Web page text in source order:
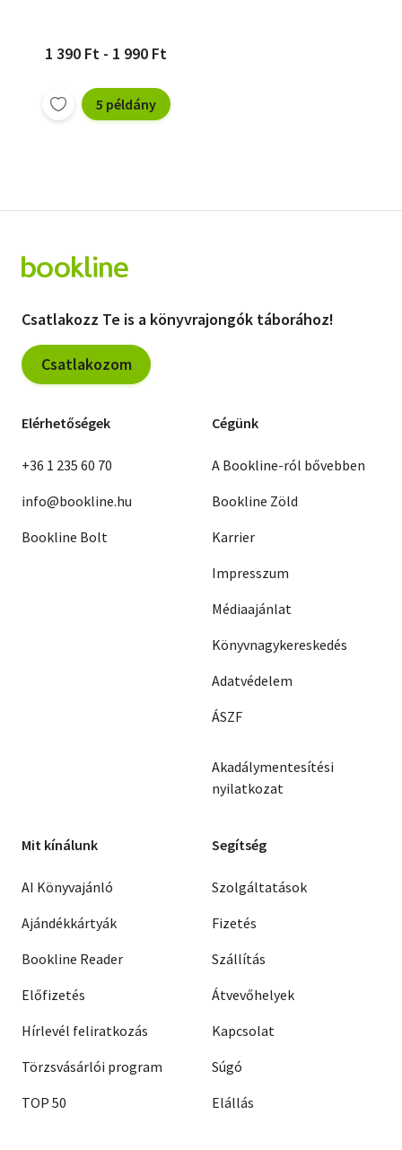
1 390 Ft - 1 990 Ft
5 példány
Csatlakozz Te is a könyvrajongók táborához!
Csatlakozom
Elérhetőségek
+36 1 235 60 70
info@bookline.hu
Bookline Bolt
Cégünk
A Bookline-ról bővebben
Bookline Zöld
Karrier
Impresszum
Médiaajánlat
Könyvnagykereskedés
Adatvédelem
ÁSZF
Akadálymentesítési
nyilatkozat
Mit kínálunk
AI Könyvajánló
Ajándékkártyák
Bookline Reader
Előfizetés
Hírlevél feliratkozás
Törzsvásárlói program
TOP 50
Segítség
Szolgáltatások
Fizetés
Szállítás
Átvevőhelyek
Kapcsolat
Súgó
Elállás